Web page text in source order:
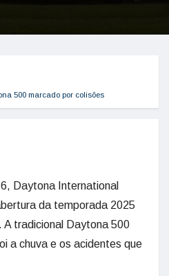
500 marcado por colisões
Daytona International
da temporada 2025
tradicional Daytona 500
a chuva e os acidentes que